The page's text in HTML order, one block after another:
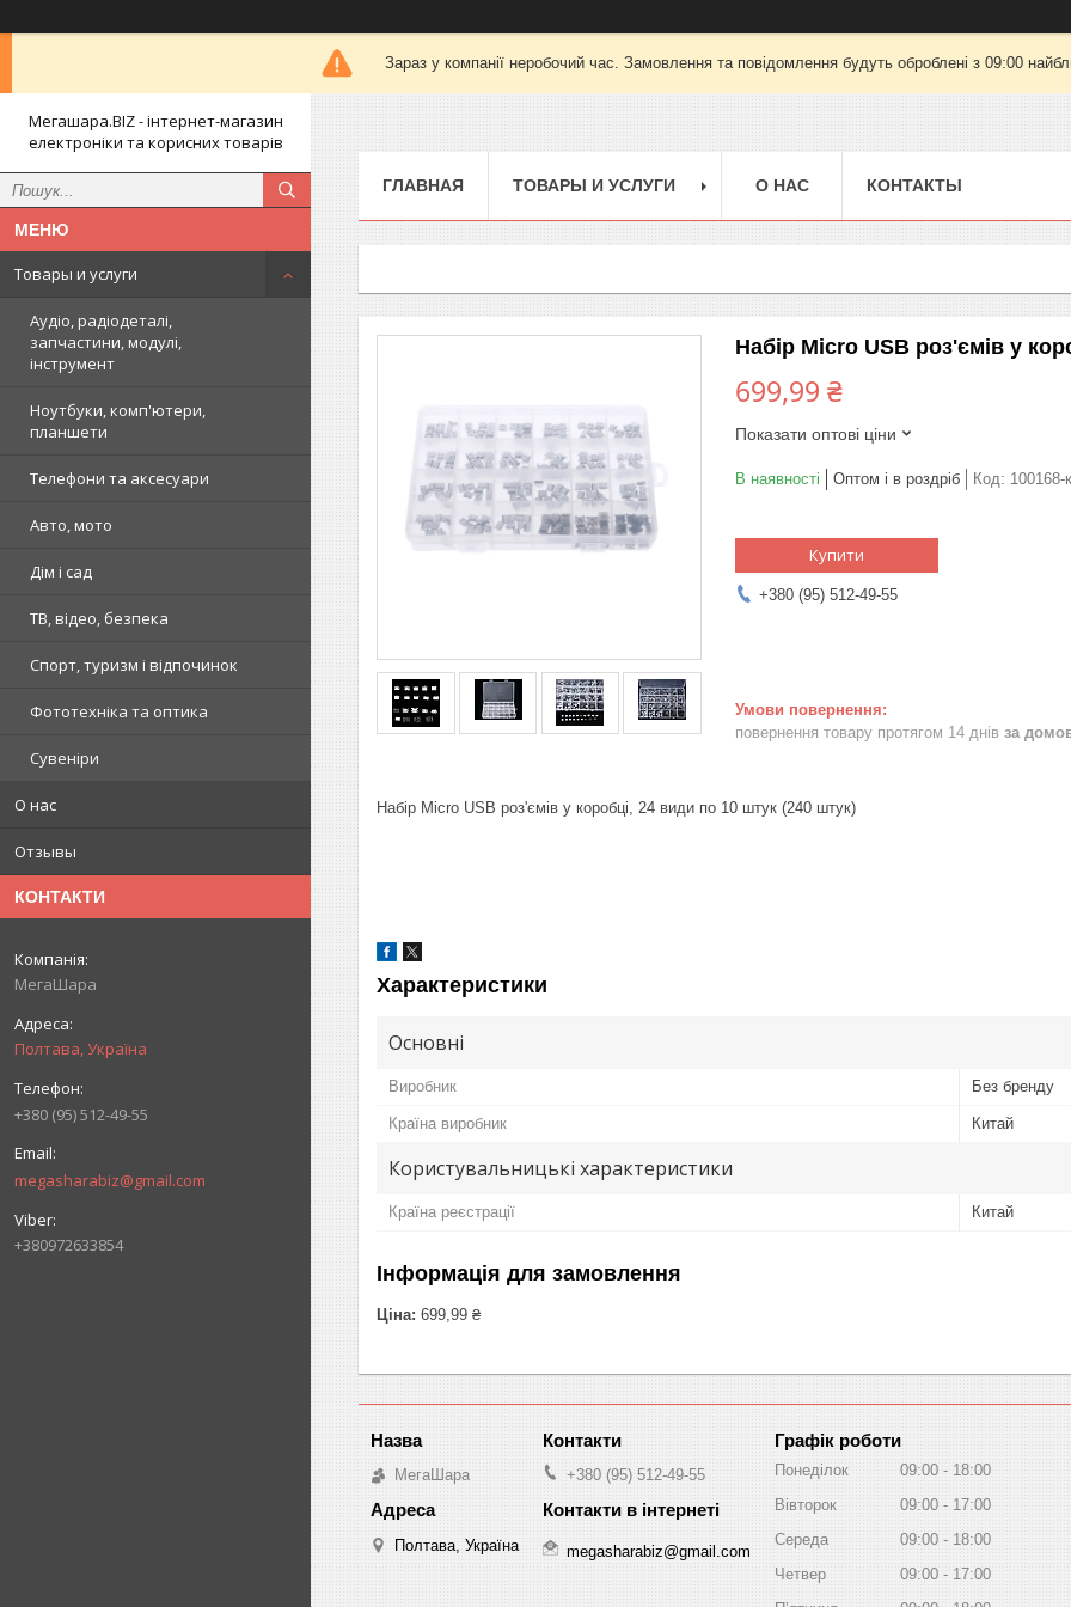
Зараз у компанії неробочий час. Замовлення та повідомлення будуть оброблені з 09:00
Мегашара.BIZ - інтернет-магазин
електроніки та корисних товарів
Товары и услуги
Аудіо, радіодеталі,
запчастини, модулі,
інструмент
Ноутбуки, комп'ютери,
планшети
Телефони та аксесуари
Авто, мото
Дім і сад
ТВ, відео, безпека
Спорт, туризм і відпочинок
Фототехніка та оптика
Сувеніри
О нас
Отзывы
КОНТАКТИ
МегаШара
Полтава, Україна
+380 (95) 512-49-55
megasharabiz@gmail.com
+380972633854
ГЛАВНАЯ ТОВАРЫ И УСЛУГИ О НАС КОНТАКТЫ
Набір Micro USB роз'ємів у
699,99 ₴
Показати оптові ціни
В наявності Оптом і в роздріб Код: 100168-
Купити
+380 (95) 512-49-55
повернення товару протягом 14 днів за
Набір Micro USB роз'ємів у коробці, 24 види по 10 штук (240 штук)
Характеристики
Основні
Виробник Без бренду
Країна виробник Китай
Користувальницькі характеристики
Країна реєстрації Китай
Інформація для замовлення
Ціна: 699,99 ₴
МегаШара
Полтава, Україна
+380 (95) 512-49-55
megasharabiz@gmail.com
Графік роботи
Понеділок 09:00
18:00
Вівторок
09:00
17:00
Середа
09:00
18:00
Четвер
09:00
17:00